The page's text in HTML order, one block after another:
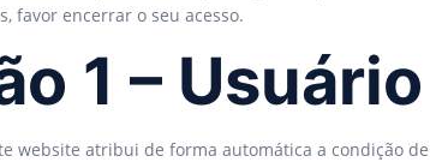
favor encerrar o seu acesso.
1 – Usuário
website atribui de forma automática a condição